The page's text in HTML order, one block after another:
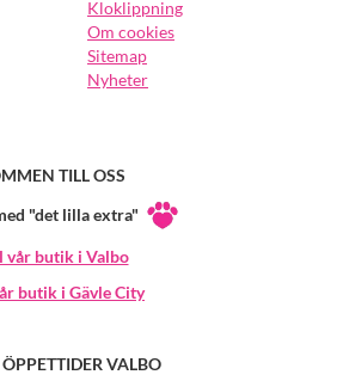
Kloklippning
Om cookies
Sitemap
Nyheter
TILL OSS
"det lilla extra"
vår butik i Valbo
butik i Gävle City
VALBO